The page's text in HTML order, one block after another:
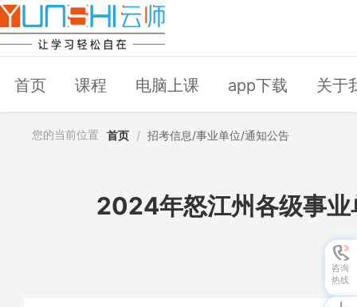
首页 课程 电脑上课 app下载 关于
您的当前位置 首页 / 招考信息/事业单位/通知公告
2024年怒江州各级事
咨询
热线